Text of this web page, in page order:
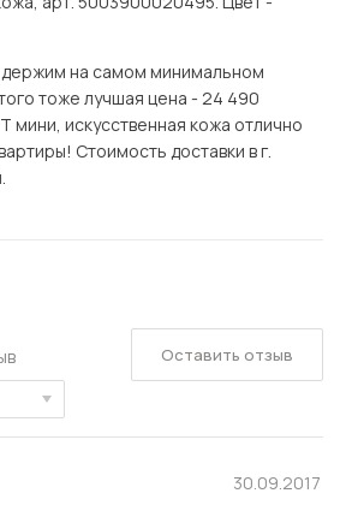
держим на самом минимальном
тоже лучшая цена - 24 490
мини, искусственная кожа отлично
Стоимость доставки в г.
30.09.2017
Оставить отзыв